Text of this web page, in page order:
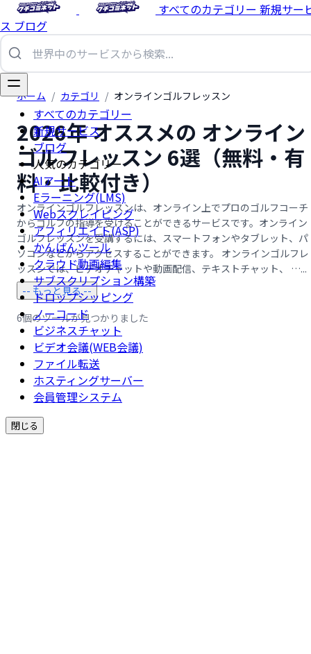
すべてのカテゴリー 新規サー
ス ブログ
すべてのカテゴリー
新規サービス
ブログ
人気のカテゴリー
AIアート
Eラーニング(LMS)
Webスクレイピング
アフィリエイト(ASP)
かんばんツール
クラウド動画編集
サブスクリプション構築
ドロップシッピング
ノーコード
ビジネスチャット
ビデオ会議(WEB会議)
ファイル転送
ホスティングサーバー
会員管理システム
閉じる
ホーム / カテゴリ / オンラインゴルフレッスン
2026年 オススメの オンライン
ゴルフレッスン 6選（無料・有
料・比較付き）
オンラインゴルフレッスンは、オンライン上でプロのゴルフコーチ
からゴルフの指導を受けることができるサービスです。オンライン
ゴルフレッスンを受講するには、スマートフォンやタブレット、パ
ソコンなどからアクセスすることができます。 オンラインゴルフレ
ッスンでは、ビデオチャットや動画配信、テキストチャット、 …...
-- もっと見る --
6個のツールが見つかりました